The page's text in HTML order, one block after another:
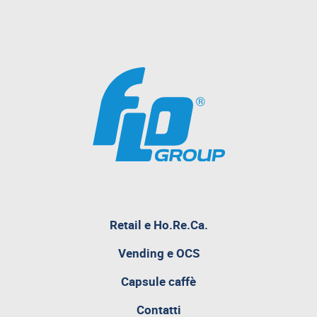
Retail e Ho.Re.Ca.pagina
Vending e OCS
Capsule caffè
Contatti